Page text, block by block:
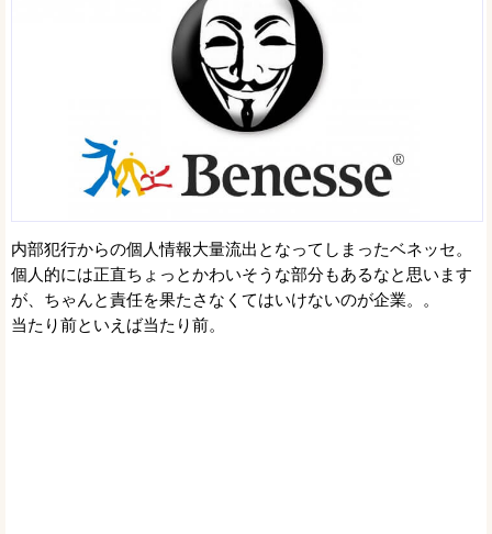
内部犯行からの個人情報大量流出となってしまったベネッセ。
個人的には正直ちょっとかわいそうな部分もあるなと思います
が、ちゃんと責任を果たさなくてはいけないのが企業。。
当たり前といえば当たり前。